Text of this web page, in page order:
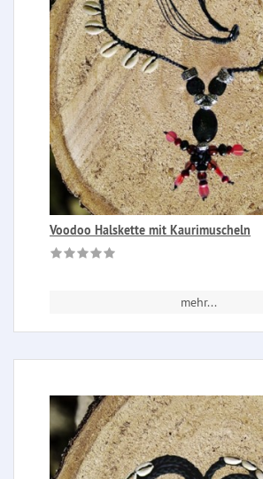
Voodoo Halskette mit Kaurimuscheln
mehr...